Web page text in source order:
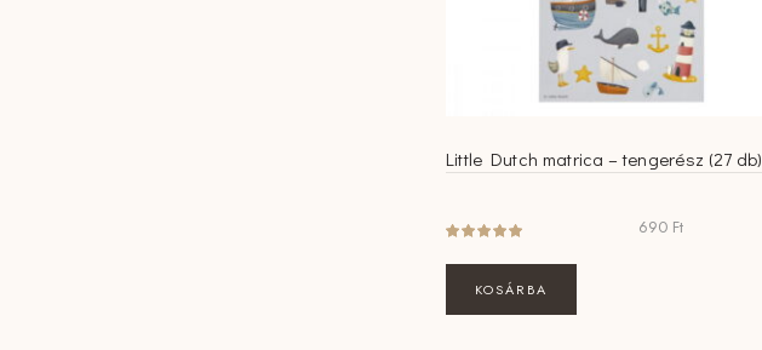
Little Dutch matrica – tengerész (27 db)
690 Ft
KOSÁRBA